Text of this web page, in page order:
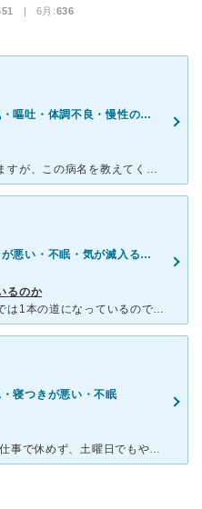
| 6月:636
だるい・動悸・息切れ・吐き気・嘔吐・体調不良・慢性の下痢・気が滅入る・不安・ストレス
私は現在、不安障害で通院していますが、この病名を教えてくれたのはここのクリニックでした。 それまではどこの精神科に行っても病名を明言されず、ろくに説明もされないまま色々な薬を出され、時には病状が悪化
だるい・動悸・息切れ・寝つきが悪い・不眠・気が滅入る・不安・物忘れがひどい
るのか
受付から診察場所、会計の場所までは1本の道になっているのであまり人が混みあわないのがいいと思いました。 初診の予約も取りやすく、駅からの距離が近いのも魅力的だと思います。 ただ、お医者さんが少
寝つきが悪い・不眠
【症状】動悸、不眠、寝汗 平日は仕事で休めず、土曜日でもやっている心療内科がなかなか無いためこちらを受診しました。 つくば駅から徒歩で5分程度です。混んでいる時は1時間、空いている時は15分ほ